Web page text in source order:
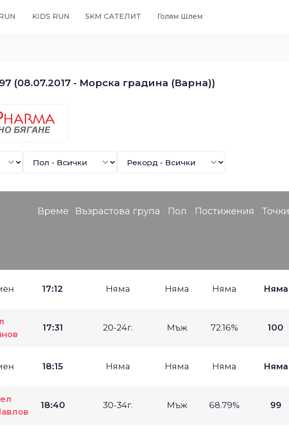
KIDS RUN 5KM САТЕЛИТ Голям Шлем
(08.07.2017 - Морска градина (Варна))
Време Възрастова група Пол Постижения Точки
17:12 Няма Няма Няма Няма
17:31 20-24г. Мъж 72.16% 100
18:15 Няма Няма Няма Няма
18:40 30-34г. Мъж 68.79% 99